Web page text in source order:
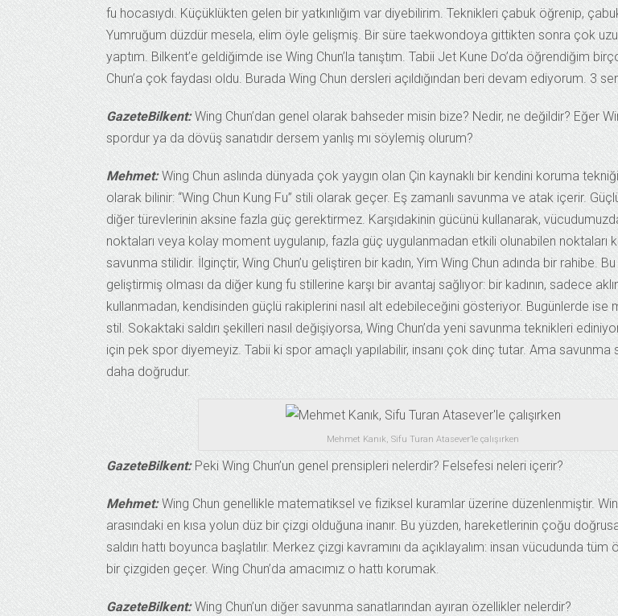
fu hocasıydı. Küçüklükten gelen bir yatkınlığım var diyebilirim. Teknikleri çabuk öğrenip,
Yumruğum düzdür mesela, elim öyle gelişmiş. Bir süre taekwondoya gittikten sonra çok
yaptım. Bilkent’e geldiğimde ise Wing Chun’la tanıştım. Tabii Jet Kune Do’da öğrendiğim
Chun’a çok faydası oldu. Burada Wing Chun dersleri açıldığından beri devam ediyorum. 3
GazeteBilkent:Wing Chun’dan genel olarak bahseder misin bize? Nedir, ne değildir? Eğer
spordur ya da dövüş sanatıdır dersem yanlış mı söylemiş olurum?
Mehmet:Wing Chun aslında dünyada çok yaygın olan Çin kaynaklı bir kendini koruma
olarak bilinir: “Wing Chun Kung Fu” stili olarak geçer. Eş zamanlı savunma ve atak içerir.
diğer türevlerinin aksine fazla güç gerektirmez. Karşıdakinin gücünü kullanarak,
noktaları veya kolay moment uygulanıp, fazla güç uygulanmadan etkili olunabilen noktaları
savunma stilidir. İlginçtir, Wing Chun’u geliştiren bir kadın, Yim Wing Chun adında bir rahibe. Bu
geliştirmiş olması da diğer kung fu stillerine karşı bir avantaj sağlıyor: bir kadının, sadece
kullanmadan, kendisinden güçlü rakiplerini nasıl alt edebileceğini gösteriyor. Bugünlerde ise
stil. Sokaktaki saldırı şekilleri nasıl değişiyorsa, Wing Chun’da yeni savunma teknikleri
için pek spor diyemeyiz. Tabii ki spor amaçlı yapılabilir, insanı çok dinç tutar. Ama savunma
daha doğrudur.
Mehmet Kanık, Sifu Turan Atasever’le çalışırken
GazeteBilkent: Peki Wing Chun’un genel prensipleri nelerdir? Felsefesi neleri içerir?
Mehmet:Wing Chun genellikle matematiksel ve fiziksel kuramlar üzerine düzenlenmiştir.
arasındaki en kısa yolun düz bir çizgi olduğuna inanır. Bu yüzden, hareketlerinin çoğu
saldırı hattı boyunca başlatılır. Merkez çizgi kavramını da açıklayalım: insan vücudunda
bir çizgiden geçer. Wing Chun’da amacımız o hattı korumak.
GazeteBilkent:Wing Chun’un diğer savunma sanatlarından ayıran özellikler nelerdir?